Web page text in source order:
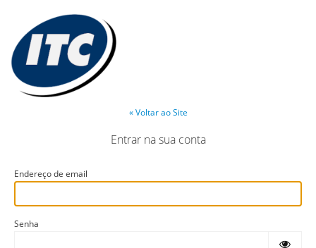
« Voltar ao Site
Entrar na sua conta
Endereço de email
Senha